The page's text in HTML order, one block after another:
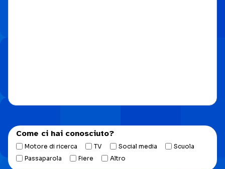
Come ci hai conosciuto?
Motore di ricerca TV Social media
Scuola
Passaparola
Fiere Altro